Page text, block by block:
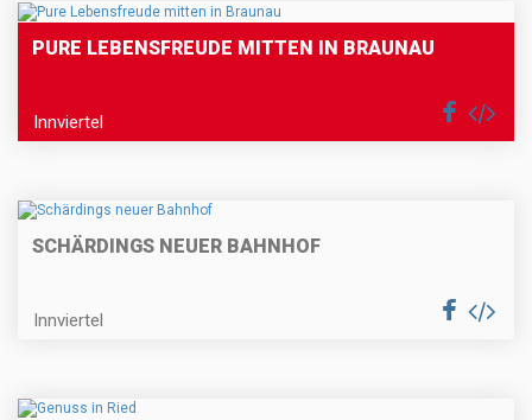
PURE LEBENSFREUDE MITTEN IN BRAUNAU
Innviertel
SCHÄRDINGS NEUER BAHNHOF
Innviertel